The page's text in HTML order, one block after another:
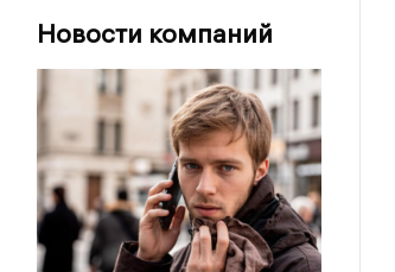
Новости компаний